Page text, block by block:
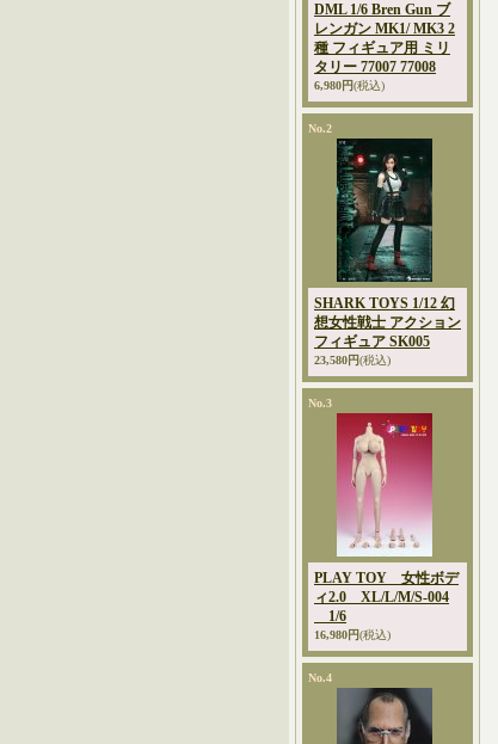
DML 1/6 Bren Gun ブ
レンガン MK1/ MK3 2
種 フィギュア用 ミリ
タリー 77007 77008
6,980円(税込)
No.2
SHARK TOYS 1/12 幻
想女性戦士 アクション
フィギュア SK005
23,580円(税込)
No.3
PLAY TOY 女性ボデ
ィ2.0 XL/L/M/S-004
1/6
16,980円(税込)
No.4